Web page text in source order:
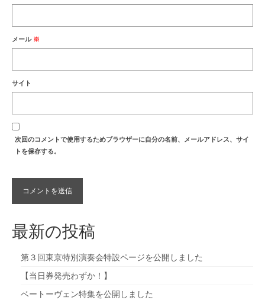
メール ※
サイト
次回のコメントで使用するためブラウザーに自分の名前、メールアドレス、サイ
トを保存する。
最新の投稿
第３回東京特別演奏会特設ページを公開しました
【当日券発売わずか！】
ベートーヴェン特集を公開しました